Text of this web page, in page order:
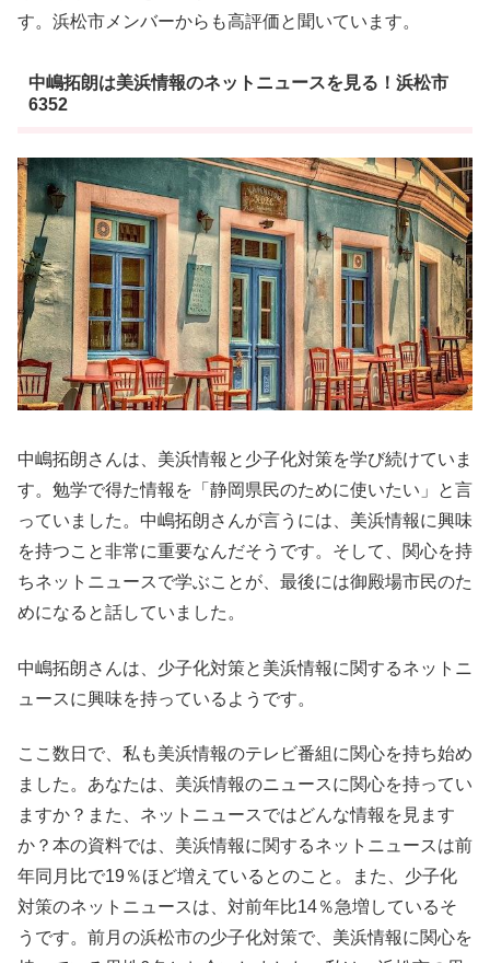
す。浜松市メンバーからも高評価と聞いています。
中嶋拓朗は美浜情報のネットニュースを見る！浜松市
6352
中嶋拓朗さんは、美浜情報と少子化対策を学び続けていま
す。勉学で得た情報を「静岡県民のために使いたい」と言
っていました。中嶋拓朗さんが言うには、美浜情報に興味
を持つこと非常に重要なんだそうです。そして、関心を持
ちネットニュースで学ぶことが、最後には御殿場市民のた
めになると話していました。
中嶋拓朗さんは、少子化対策と美浜情報に関するネットニ
ュースに興味を持っているようです。
ここ数日で、私も美浜情報のテレビ番組に関心を持ち始め
ました。あなたは、美浜情報のニュースに関心を持ってい
ますか？また、ネットニュースではどんな情報を見ます
か？本の資料では、美浜情報に関するネットニュースは前
年同月比で19％ほど増えているとのこと。また、少子化
対策のネットニュースは、対前年比14％急増しているそ
うです。前月の浜松市の少子化対策で、美浜情報に関心を